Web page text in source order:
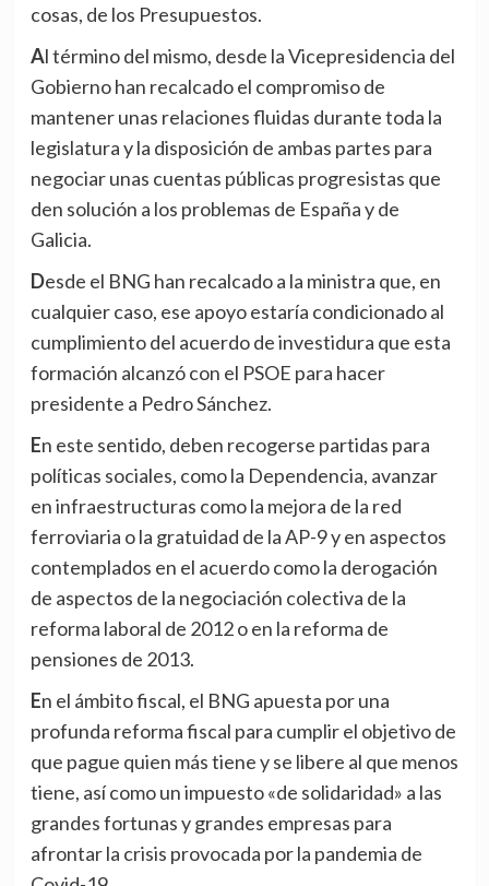
cosas, de los Presupuestos.
Al término del mismo, desde la Vicepresidencia del
Gobierno han recalcado el compromiso de
mantener unas relaciones fluidas durante toda la
legislatura y la disposición de ambas partes para
negociar unas cuentas públicas progresistas que
den solución a los problemas de España y de
Galicia.
Desde el BNG han recalcado a la ministra que, en
cualquier caso, ese apoyo estaría condicionado al
cumplimiento del acuerdo de investidura que esta
formación alcanzó con el PSOE para hacer
presidente a Pedro Sánchez.
En este sentido, deben recogerse partidas para
políticas sociales, como la Dependencia, avanzar
en infraestructuras como la mejora de la red
ferroviaria o la gratuidad de la AP-9 y en aspectos
contemplados en el acuerdo como la derogación
de aspectos de la negociación colectiva de la
reforma laboral de 2012 o en la reforma de
pensiones de 2013.
En el ámbito fiscal, el BNG apuesta por una
profunda reforma fiscal para cumplir el objetivo de
que pague quien más tiene y se libere al que menos
tiene, así como un impuesto «de solidaridad» a las
grandes fortunas y grandes empresas para
afrontar la crisis provocada por la pandemia de